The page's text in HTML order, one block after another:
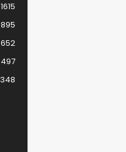
1615
895
652
497
348